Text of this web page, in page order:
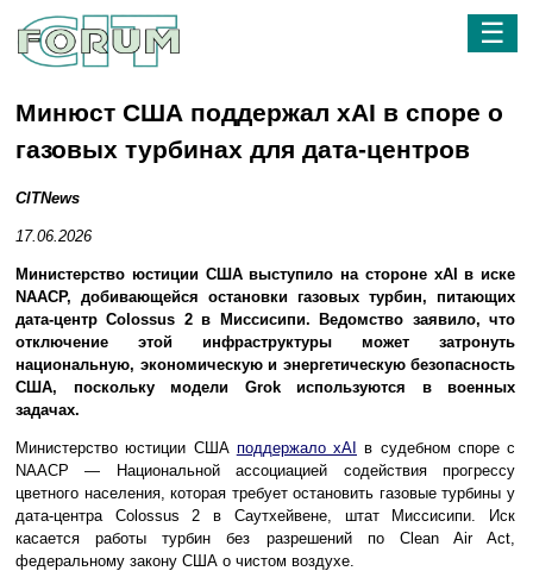
☰
Минюст США поддержал xAI в споре о
газовых турбинах для дата-центров
CITNews
17.06.2026
Министерство юстиции США выступило на стороне xAI в иске
NAACP, добивающейся остановки газовых турбин, питающих
дата-центр Colossus 2 в Миссисипи. Ведомство заявило, что
отключение этой инфраструктуры может затронуть
национальную, экономическую и энергетическую безопасность
США, поскольку модели Grok используются в военных
задачах.
Министерство юстиции США поддержало xAI в судебном споре с
NAACP — Национальной ассоциацией содействия прогрессу
цветного населения, которая требует остановить газовые турбины у
дата-центра Colossus 2 в Саутхейвене, штат Миссисипи. Иск
касается работы турбин без разрешений по Clean Air Act,
федеральному закону США о чистом воздухе.